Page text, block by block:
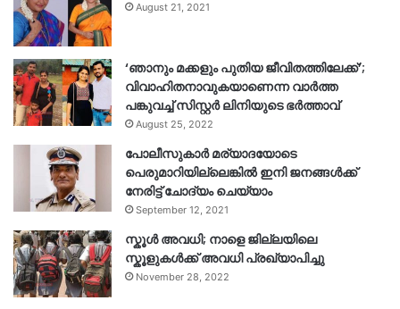
August 21, 2021
‘ഞാനും മക്കളും പുതിയ ജീവിതത്തിലേക്ക്’;
വിവാഹിതനാവുകയാണെന്ന വാർത്ത
പങ്കുവച്ച് സിസ്റ്റർ ലിനിയുടെ ഭർത്താവ്
August 25, 2022
പോലീസുകാര്‍ മര്യാദയോടെ
പെരുമാറിയില്ലെങ്കില്‍ ഇനി ജനങ്ങള്‍ക്ക്
നേരിട്ട് ചോദ്യം ചെയ്യാം
September 12, 2021
സ്കൂൾ അവധി; നാളെ ജില്ലയിലെ
സ്കൂളുകൾക്ക് അവധി പ്രഖ്യാപിച്ചു
November 28, 2022